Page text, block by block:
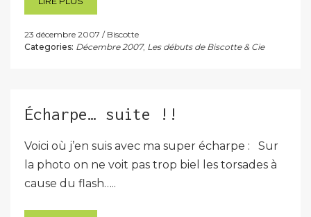
23 décembre 2007
Biscotte
Categories: Décembre 2007, Les débuts de Biscotte & Cie
Écharpe… suite !!
Voici où j’en suis avec ma super écharpe : Sur
la photo on ne voit pas trop biel les torsades à
cause du flash…..